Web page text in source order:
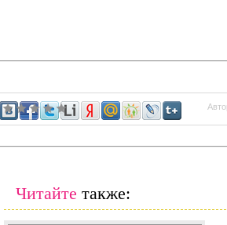
Шепотки на трезвость
Все порчи
Читайте также: